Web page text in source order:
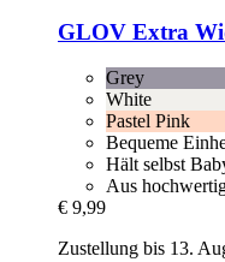
GLOV Extra
Grey
White
Pastel Pink
Bequeme
Hält selbst
Aus
€ 9,99
Zustellung bis 13.